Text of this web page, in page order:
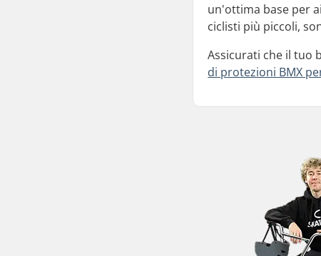
un'ottima base per
ciclisti più piccoli,
Assicurati che il tuo
di protezioni BMX